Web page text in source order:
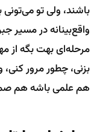
باشند، ولی تو می‌تونی
واقع‌بینانه در مسیر
مرحله‌ای بهت بگه از
بزنی، چطور مرور
هم علمی باشه هم